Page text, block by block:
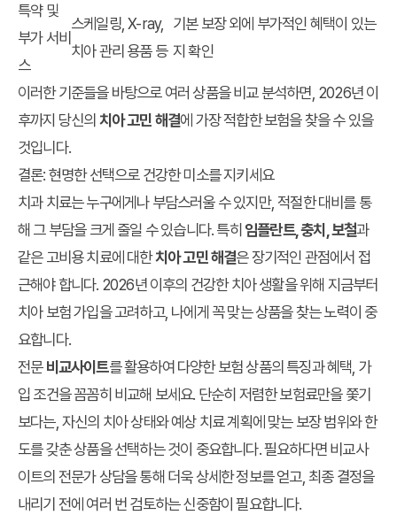
특약 및
부가 서비
스
스케일링, X-ray,
치아 관리 용품 등
기본 보장 외에 부가적인 혜택이 있는
지 확인
이러한 기준들을 바탕으로 여러 상품을 비교 분석하면, 2026년 이
후까지 당신의 치아 고민 해결에 가장 적합한 보험을 찾을 수 있을
것입니다.
결론: 현명한 선택으로 건강한 미소를 지키세요
치과 치료는 누구에게나 부담스러울 수 있지만, 적절한 대비를 통
해 그 부담을 크게 줄일 수 있습니다. 특히 임플란트, 충치, 보철과
같은 고비용 치료에 대한치아 고민 해결은 장기적인 관점에서 접
근해야 합니다. 2026년 이후의 건강한 치아 생활을 위해 지금부터
치아 보험 가입을 고려하고, 나에게 꼭 맞는 상품을 찾는 노력이 중
요합니다.
전문비교사이트를 활용하여 다양한 보험 상품의 특징과 혜택, 가
입 조건을 꼼꼼히 비교해 보세요. 단순히 저렴한 보험료만을 쫓기
보다는, 자신의 치아 상태와 예상 치료 계획에 맞는 보장 범위와 한
도를 갖춘 상품을 선택하는 것이 중요합니다. 필요하다면 비교사
이트의 전문가 상담을 통해 더욱 상세한 정보를 얻고, 최종 결정을
내리기 전에 여러 번 검토하는 신중함이 필요합니다.